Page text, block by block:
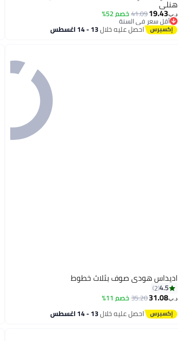
3
هنلي
د.ب‏19.43
41.09خصم 52%
أقل سعر في السنة
أقل سعر في السنة
احصل عليه خلال13 - 14 اغسطس
4
اديداس هودي صوف بثلاث خطوط
4.5
2
د.ب‏31.08
35.20خصم 11%
احصل عليه خلال13 - 14 اغسطس